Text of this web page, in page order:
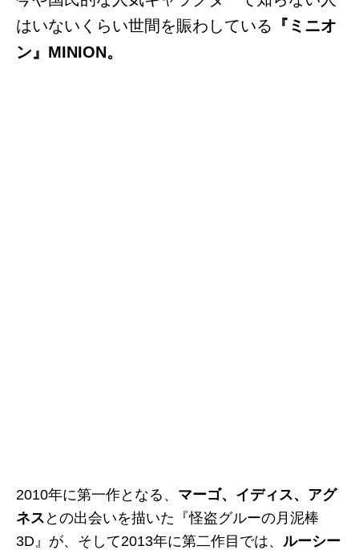
はいないくらい世間を賑わしている 『ミニオ
ン』MINION。
2010年に第一作となる、 マーゴ、イディス、アグ
ネス との出会いを描いた『怪盗グルーの月泥棒
3D』が、そして2013年に第二作目では、 ルーシー